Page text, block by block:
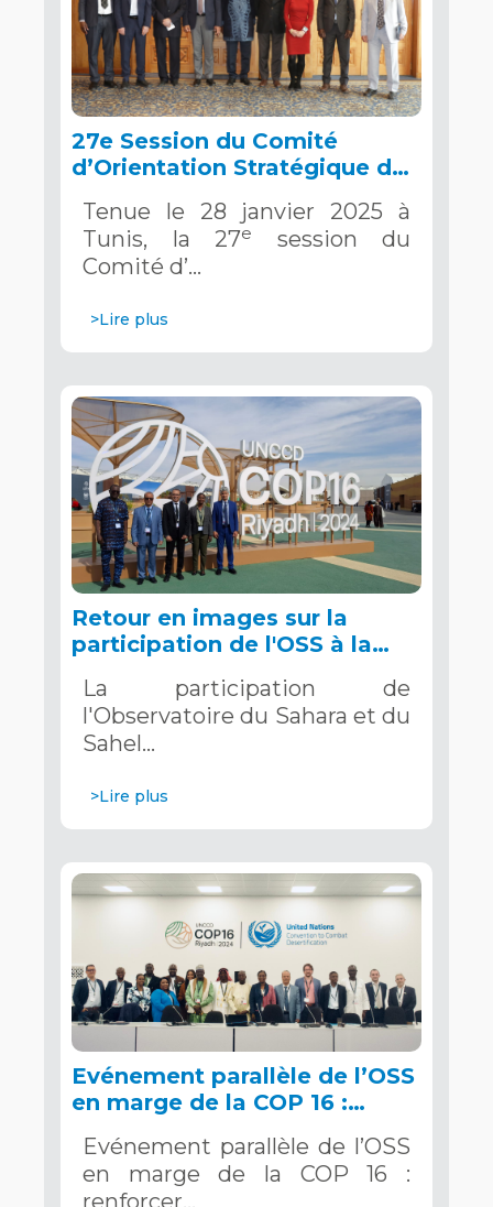
27e Session du Comité
d’Orientation Stratégique de
Tenue le 28 janvier 2025 à
Tunis, la 27e
session du
Comité d’…
>Lire plus
Retour en images sur la
participation de l'OSS à la
2024 à Riyad, en Arabie
Saoudite
La participation de
l'Observatoire du Sahara et du
Sahel…
>Lire plus
Evénement parallèle de l’OSS
en marge de la COP 16 :
Sahel grâce aux Systèmes
d’Alerte Précoce Multirisques.
Evénement parallèle de l’OSS
en marge de la COP 16 :
renforcer…